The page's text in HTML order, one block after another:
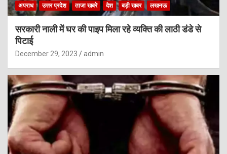
अपराध उत्तर प्रदेश ताजा खबरे देश बड़ी खबर लखनऊ
सरकारी नाली में घर की पाइप मिला रहे व्यक्ति की लाठी डंडे से
पिटाई
December 29, 2023 admin